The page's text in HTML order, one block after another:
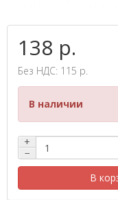
138 р.
Без НДС: 115 р.
В наличии
+
−
В